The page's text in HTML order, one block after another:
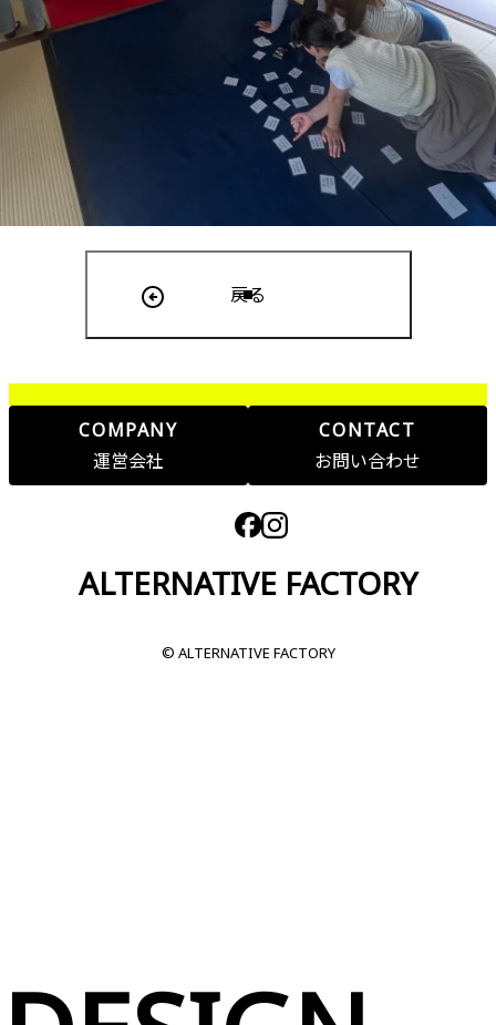
戻る
COMPANY
運営会社
CONTACT
お問い合わせ
ALTERNATIVE FACTORY
© ALTERNATIVE FACTORY